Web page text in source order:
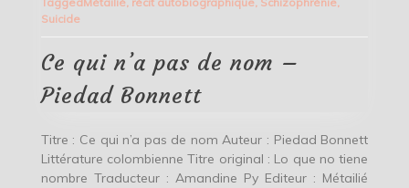
n’a
nom
–
Suicide
Ce qui n’a pas de nom –
Piedad Bonnett
Titre : Ce qui n’a pas de nom Auteur : Piedad Bonnett
Littérature colombienne Titre original : Lo que no tiene
nombre Traducteur : Amandine Py Editeur : Métailié